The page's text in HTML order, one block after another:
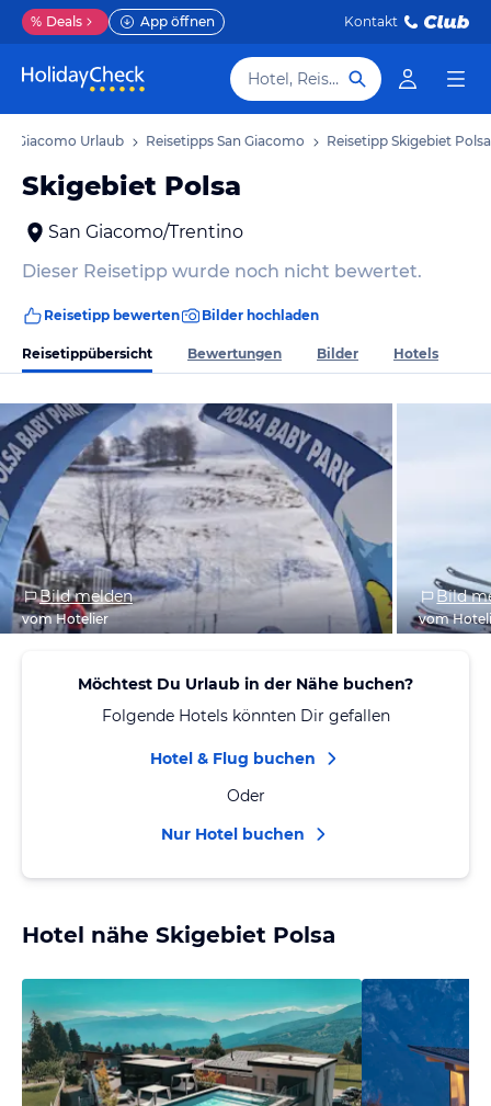
% Deals App öffnen Kontakt
Hotel, Reiseziel
Giacomo Urlaub Reisetipps San Giacomo Reisetipp Skigebiet Polsa
Skigebiet Polsa
San Giacomo/Trentino
Dieser Reisetipp wurde noch nicht bewertet.
Reisetipp bewerten Bilder hochladen
Reisetippübersicht Bewertungen Bilder Hotels
Bild melden
vom Hotelier
Bild
vom
Möchtest Du Urlaub in der Nähe buchen?
Folgende Hotels könnten Dir gefallen
Hotel & Flug buchen
Oder
Nur Hotel buchen
Hotel nähe Skigebiet Polsa